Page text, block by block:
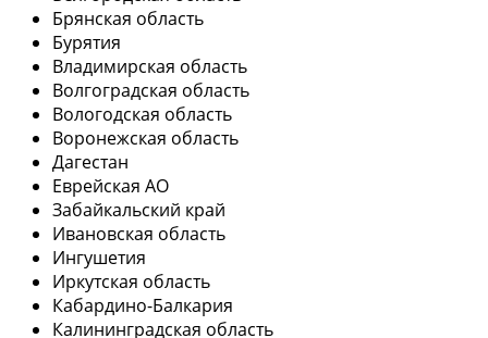
Брянская область
Бурятия
Владимирская область
Волгоградская область
Вологодская область
Воронежская область
Дагестан
Еврейская АО
Забайкальский край
Ивановская область
Ингушетия
Иркутская область
Кабардино-Балкария
Калининградская область